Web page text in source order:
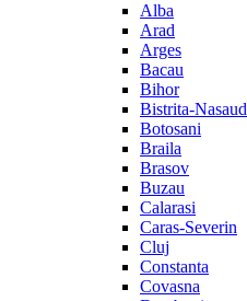
Alba
Arad
Arges
Bacau
Bihor
Bistrita-Nasaud
Botosani
Braila
Brasov
Buzau
Calarasi
Caras-Severin
Cluj
Constanta
Covasna